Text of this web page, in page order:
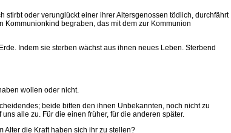
oder verunglückt einer ihrer Altersgenossen tödlich, durchfährt
Kommunionkind begraben, das mit dem zur Kommunion
Indem sie sterben wächst aus ihnen neues Leben. Sterbend
wollen oder nicht.
beide bitten den ihnen Unbekannten, noch nicht zu
alle zu. Für die einen früher, für die anderen später.
Alter die Kraft haben sich ihr zu stellen?